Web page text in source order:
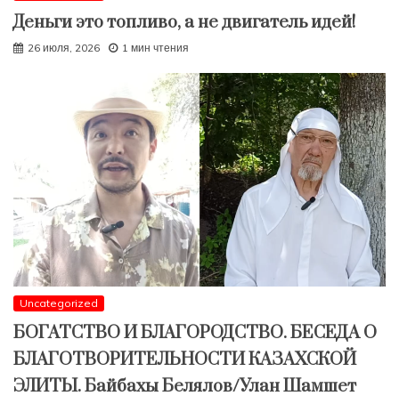
Деньги это топливо, а не двигатель идей!
26 июля, 2026 1 мин чтения
Uncategorized
БОГАТСТВО И БЛАГОРОДСТВО. БЕСЕДА О
БЛАГОТВОРИТЕЛЬНОСТИ КАЗАХСКОЙ
ЭЛИТЫ. Байбахы Белялов/Улан Шамшет